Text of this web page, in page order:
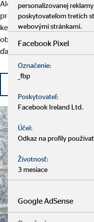
Alebo chcete po dlhšej
práce? Žiaden problém! U
kedy, kde a koľko chcete
oblasti financií, ktorí vo
ďalšie možnosti rozvoja.
personalizovanej
poskytovateľom tretích
webovými stránkami.
Facebook Pixel
Označenie:
_fbp
Poskytovateľ:
Facebook Ireland Ltd.
Účel:
Odkaz na profily
Životnosť:
3 mesiace
Google AdSense